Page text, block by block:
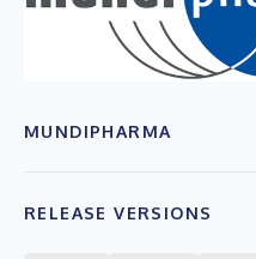
MUNDIPHARMA
RELEASE VERSIONS